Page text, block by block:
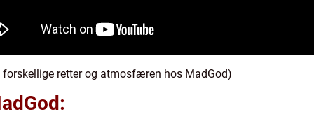
retter og atmosfæren hos MadGod)